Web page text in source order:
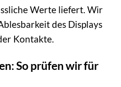
Werte liefert. Wir
des Displays
Kontakte.
So prüfen wir für